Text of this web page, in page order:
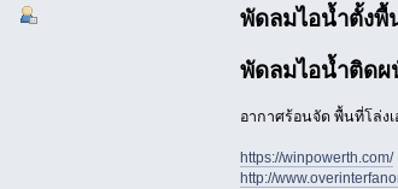
พัดลมไอน้ำตั้งพื้
พัดลมไอน้ำติด
อากาศร้อนจัด พื้นที่โล่ง
https://winpowerth.com/
http://